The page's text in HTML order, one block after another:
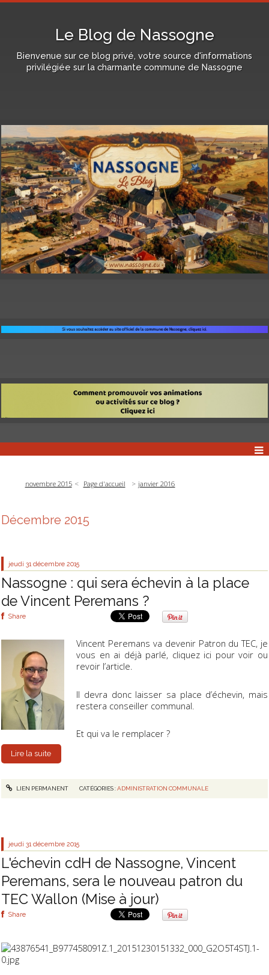
Le Blog de Nassogne
Bienvenue sur ce blog privé, votre source d'informations
privilégiée sur la charmante commune de Nassogne
novembre 2015 Page d'accueil janvier 2016
Décembre 2015
jeudi 31 décembre 2015
Nassogne : qui sera échevin à la place
de Vincent Peremans ?
Share
Vincent Peremans va devenir Patron du TEC, je
vous en ai déjà parlé, cliquez ici pour voir ou
revoir l’article.
Il devra donc laisser sa place d’échevin, mais
restera conseiller communal.
Et qui va le remplacer ?
Lire la suite
LIEN PERMANENT CATÉGORIES :ADMINISTRATION COMMUNALE
jeudi 31 décembre 2015
L'échevin cdH de Nassogne, Vincent
Peremans, sera le nouveau patron du
TEC Wallon (Mise à jour)
Share